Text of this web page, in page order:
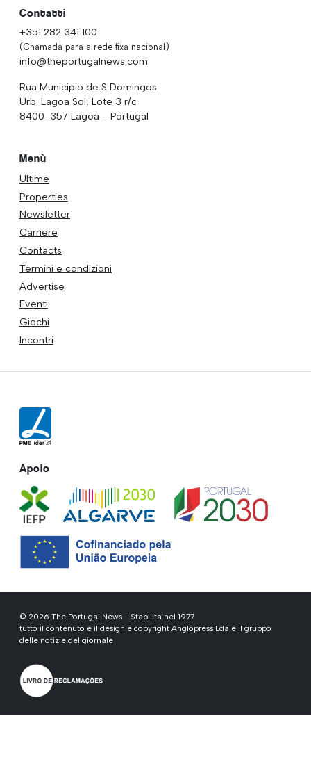
Contatti
+351 282 341 100
(Chamada para a rede fixa nacional)
info@theportugalnews.com
Rua Municipio de S Domingos
Urb. Lagoa Sol, Lote 3 r/c
8400-357 Lagoa - Portugal
Menù
Ultime
Properties
Newsletter
Carriere
Contacts
Termini e condizioni
Advertise
Eventi
Giochi
Incontri
Apoio
© 2026 The Portugal News - Stabilita nel 1977
tutto il contenuto e il design e copyright Anglopress Lda e il gruppo
delle notizie del giornale